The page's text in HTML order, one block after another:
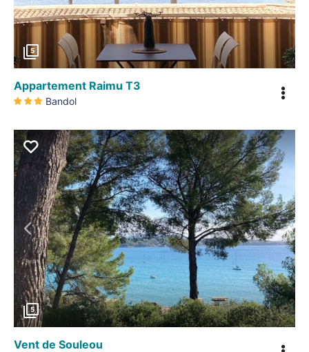
5
Appartement Raimu T3
Bandol
Précédent
5
Vent de Souleou